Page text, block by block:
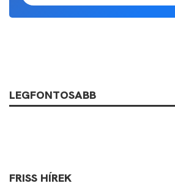
LEGFONTOSABB
FRISS HÍREK